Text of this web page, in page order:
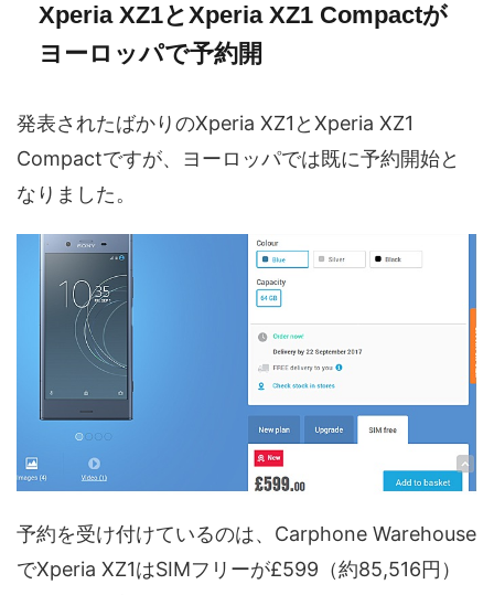
Xperia XZ1とXperia XZ1 Compactが
ヨーロッパで予約開
発表されたばかりのXperia XZ1とXperia XZ1
Compactですが、ヨーロッパでは既に予約開始と
なりました。
予約を受け付けているのは、Carphone Warehouse
でXperia XZ1はSIMフリーが£599（約85,516円）